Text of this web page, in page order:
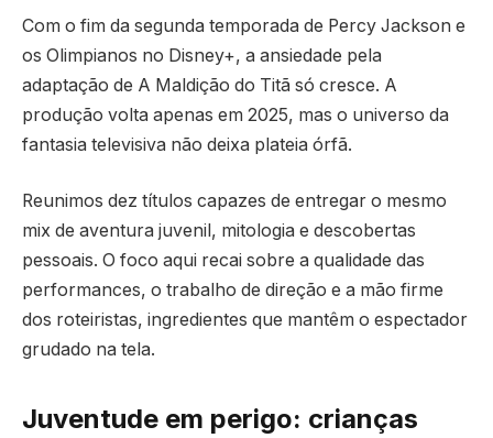
Com o fim da segunda temporada de Percy Jackson e
os Olimpianos no Disney+, a ansiedade pela
adaptação de A Maldição do Titã só cresce. A
produção volta apenas em 2025, mas o universo da
fantasia televisiva não deixa plateia órfã.
Reunimos dez títulos capazes de entregar o mesmo
mix de aventura juvenil, mitologia e descobertas
pessoais. O foco aqui recai sobre a qualidade das
performances, o trabalho de direção e a mão firme
dos roteiristas, ingredientes que mantêm o espectador
grudado na tela.
Juventude em perigo: crianças